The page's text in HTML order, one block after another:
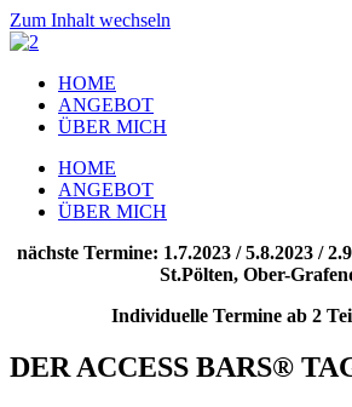
Zum Inhalt wechseln
HOME
ANGEBOT
ÜBER MICH
HOME
ANGEBOT
ÜBER MICH
nächste Termine: 1.7.2023 / 5.8.2023 /
St.Pölten, Ober-
Individuelle Termine ab 2
DER ACCESS BARS®